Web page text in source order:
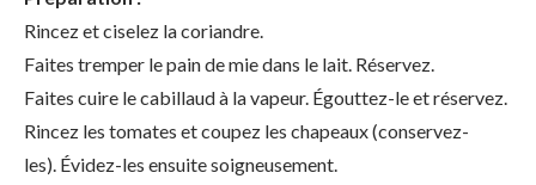
Rincez et ciselez la coriandre.
Faites tremper le pain de mie dans le lait. Réservez.
Faites cuire le cabillaud à la vapeur. Égouttez-le et réservez.
Rincez les tomates et coupez les chapeaux (conservez-
les). Évidez-les ensuite soigneusement.